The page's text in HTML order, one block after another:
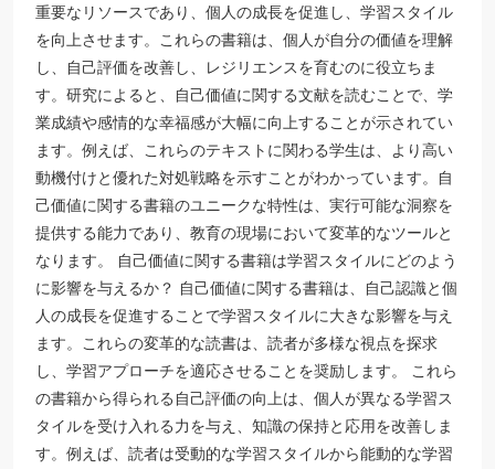
重要なリソースであり、個人の成長を促進し、学習スタイル
を向上させます。これらの書籍は、個人が自分の価値を理解
し、自己評価を改善し、レジリエンスを育むのに役立ちま
す。研究によると、自己価値に関する文献を読むことで、学
業成績や感情的な幸福感が大幅に向上することが示されてい
ます。例えば、これらのテキストに関わる学生は、より高い
動機付けと優れた対処戦略を示すことがわかっています。自
己価値に関する書籍のユニークな特性は、実行可能な洞察を
提供する能力であり、教育の現場において変革的なツールと
なります。 自己価値に関する書籍は学習スタイルにどのよう
に影響を与えるか？ 自己価値に関する書籍は、自己認識と個
人の成長を促進することで学習スタイルに大きな影響を与え
ます。これらの変革的な読書は、読者が多様な視点を探求
し、学習アプローチを適応させることを奨励します。 これら
の書籍から得られる自己評価の向上は、個人が異なる学習ス
タイルを受け入れる力を与え、知識の保持と応用を改善しま
す。例えば、読者は受動的な学習スタイルから能動的な学習